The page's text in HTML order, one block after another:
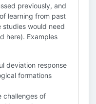
previously, and
learning from past
would need
here). Examples
deviation response
formations
challenges of